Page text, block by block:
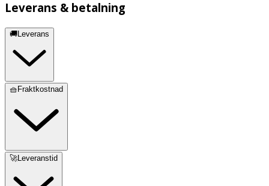
Leverans & betalning
🚚Leverans
🧺Fraktkostnad
🚀Leveranstid